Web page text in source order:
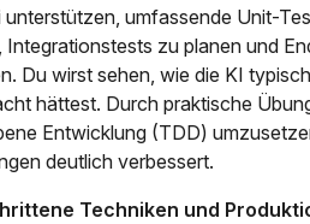
unterstützen, umfassende Unit-
Integrationstests zu planen und
Du wirst sehen, wie die KI
hättest. Durch praktische
Entwicklung (TDD)
deutlich verbessert.
Techniken und